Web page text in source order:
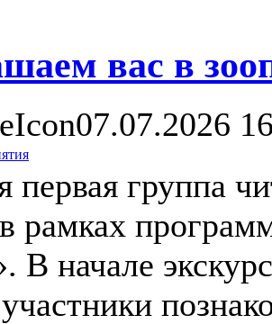
вас в
07.07.2026
группа
рамках
В начале